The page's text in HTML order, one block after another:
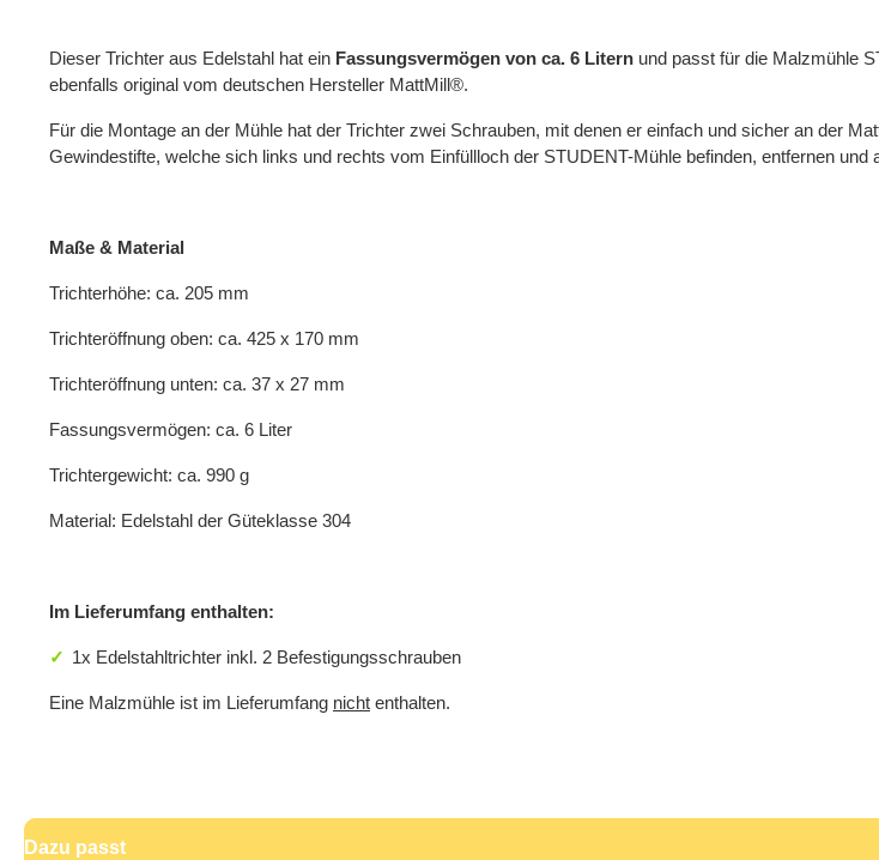
Dieser Trichter aus Edelstahl hat ein Fassungsvermögen von ca. 6 Litern und passt für die Malzmühle
ebenfalls original vom deutschen Hersteller MattMill®.
Für die Montage an der Mühle hat der Trichter zwei Schrauben, mit denen er einfach und sicher an der
Gewindestifte, welche sich links und rechts vom Einfüllloch der STUDENT-Mühle befinden, entfernen und
Maße & Material
Trichterhöhe: ca. 205 mm
Trichteröffnung oben: ca. 425 x 170 mm
Trichteröffnung unten: ca. 37 x 27 mm
Fassungsvermögen: ca. 6 Liter
Trichtergewicht: ca. 990 g
Material: Edelstahl der Güteklasse 304
Im Lieferumfang enthalten:
1x Edelstahltrichter inkl. 2 Befestigungsschrauben
Eine Malzmühle ist im Lieferumfang nicht enthalten.
Dazu passt